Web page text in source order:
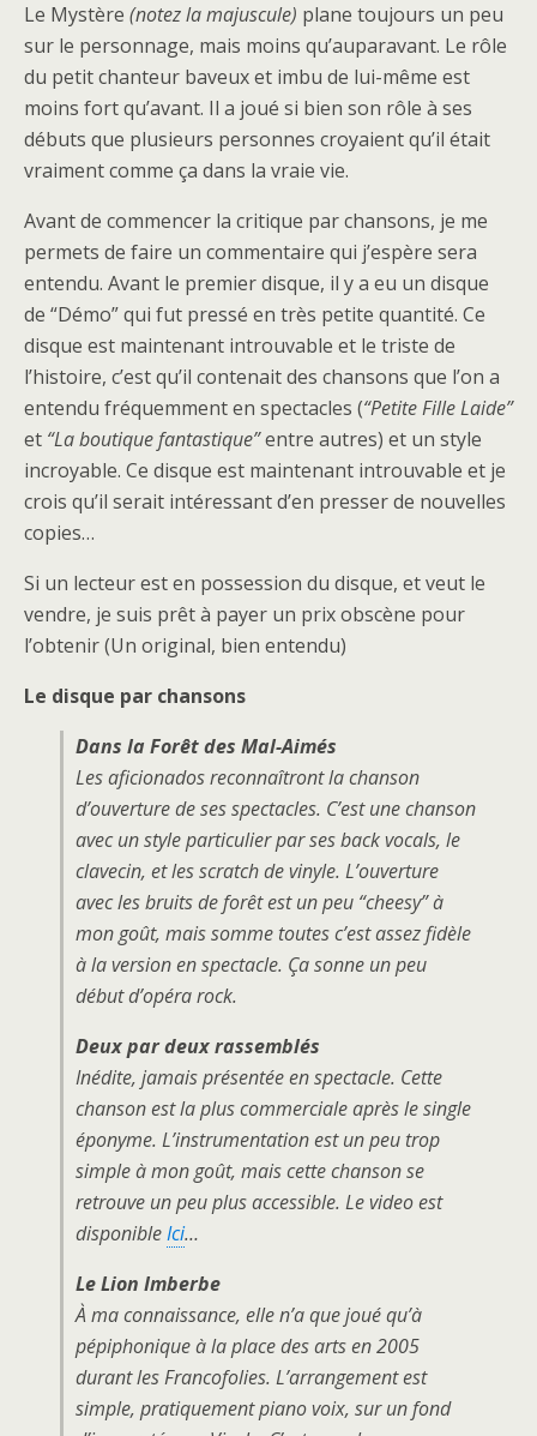
Le Mystère (notez la majuscule) plane toujours un peu
sur le personnage, mais moins qu’auparavant. Le rôle
du petit chanteur baveux et imbu de lui-même est
moins fort qu’avant. Il a joué si bien son rôle à ses
débuts que plusieurs personnes croyaient qu’il était
vraiment comme ça dans la vraie vie.
Avant de commencer la critique par chansons, je me
permets de faire un commentaire qui j’espère sera
entendu. Avant le premier disque, il y a eu un disque
de “Démo” qui fut pressé en très petite quantité. Ce
disque est maintenant introuvable et le triste de
l’histoire, c’est qu’il contenait des chansons que l’on a
entendu fréquemment en spectacles (“Petite Fille Laide”
et “La boutique fantastique”entre autres) et un style
incroyable. Ce disque est maintenant introuvable et je
crois qu’il serait intéressant d’en presser de nouvelles
copies…
Si un lecteur est en possession du disque, et veut le
vendre, je suis prêt à payer un prix obscène pour
l’obtenir (Un original, bien entendu)
Le disque par chansons
Dans la Forêt des Mal-Aimés
Les aficionados reconnaîtront la chanson
d’ouverture de ses spectacles. C’est une chanson
avec un style particulier par sesback vocals, le
clavecin, et les scratch de vinyle. L’ouverture
avec les bruits de forêt est un peu “cheesy” à
mon goût, mais somme toutes c’est assez fidèle
à la version en spectacle. Ça sonne un peu
début d’opéra rock.
Deux par deux rassemblés
Inédite, jamais présentée en spectacle. Cette
chanson est la plus commerciale après le single
éponyme. L’instrumentation est un peu trop
simple à mon goût, mais cette chanson se
retrouve un peu plus accessible. Le video est
disponibleIci…
Le Lion Imberbe
À ma connaissance, elle n’a que joué qu’à
pépiphonique à la place des arts en 2005
durant les Francofolies. L’arrangement est
simple, pratiquement piano voix, sur un fond